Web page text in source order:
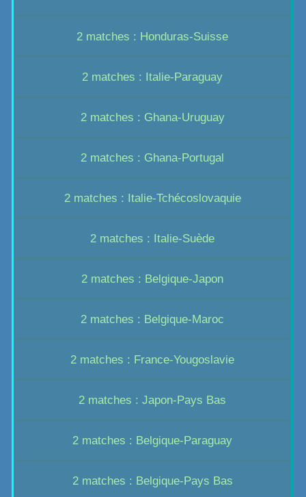
2 matches : Honduras-Suisse
2 matches : Italie-Paraguay
2 matches : Ghana-Uruguay
2 matches : Ghana-Portugal
2 matches : Italie-Tchécoslovaquie
2 matches : Italie-Suède
2 matches : Belgique-Japon
2 matches : Belgique-Maroc
2 matches : France-Yougoslavie
2 matches : Japon-Pays Bas
2 matches : Belgique-Paraguay
2 matches : Belgique-Pays Bas